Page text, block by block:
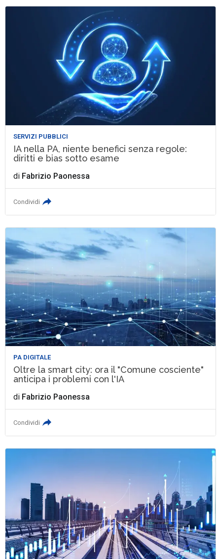
SERVIZI PUBBLICI
IA nella PA, niente benefici senza regole:
diritti e bias sotto esame
di Fabrizio Paonessa
Condividi
PA DIGITALE
Oltre la smart city: ora il "Comune cosciente"
anticipa i problemi con l'IA
di Fabrizio Paonessa
Condividi